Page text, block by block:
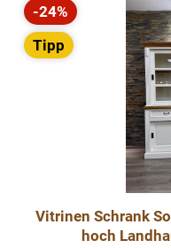
Rabatt
-24%
Tipp
Vitrinen Schrank Sondermass
hoch